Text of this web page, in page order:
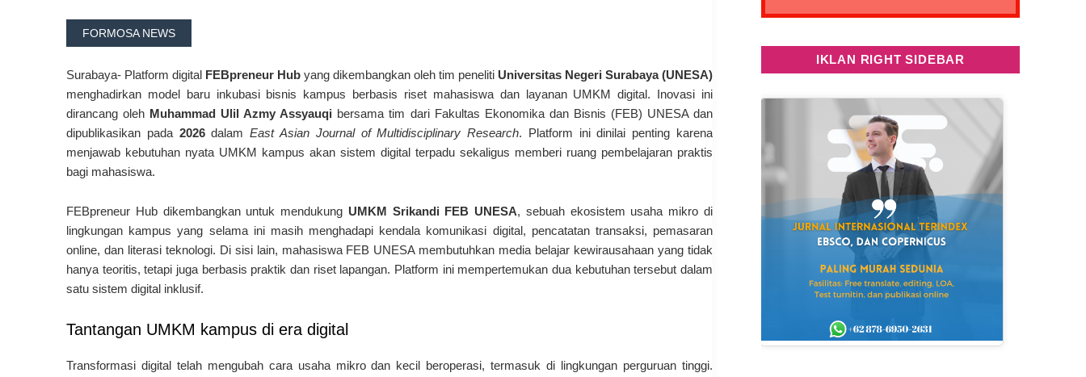
FORMOSA NEWS
Surabaya- Platform digital FEBpreneur Hub yang dikembangkan oleh tim peneliti Universitas Negeri Surabaya (UNESA)
menghadirkan model baru inkubasi bisnis kampus berbasis riset mahasiswa dan layanan UMKM digital. Inovasi ini
dirancang oleh Muhammad Ulil Azmy Assyauqi bersama tim dari Fakultas Ekonomika dan Bisnis (FEB) UNESA dan
dipublikasikan pada 2026dalamEast Asian Journal of Multidisciplinary Research. Platform ini dinilai penting karena
menjawab kebutuhan nyata UMKM kampus akan sistem digital terpadu sekaligus memberi ruang pembelajaran praktis
bagi mahasiswa.
FEBpreneur Hub dikembangkan untuk mendukung UMKM Srikandi FEB UNESA, sebuah ekosistem usaha mikro di
lingkungan kampus yang selama ini masih menghadapi kendala komunikasi digital, pencatatan transaksi, pemasaran
online, dan literasi teknologi. Di sisi lain, mahasiswa FEB UNESA membutuhkan media belajar kewirausahaan yang tidak
hanya teoritis, tetapi juga berbasis praktik dan riset lapangan. Platform ini mempertemukan dua kebutuhan tersebut dalam
satu sistem digital inklusif.
Tantangan UMKM kampus di era digital
Transformasi digital telah mengubah cara usaha mikro dan kecil beroperasi, termasuk di lingkungan perguruan tinggi.
IKLAN RIGHT SIDEBAR